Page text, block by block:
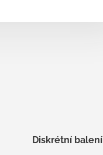
Diskrétní balení